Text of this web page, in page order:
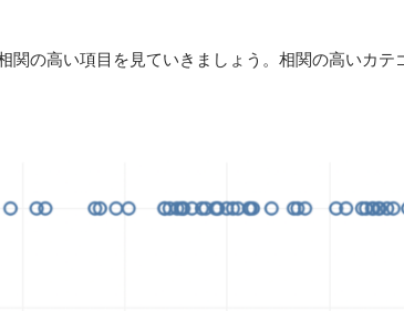
関の高い項目を見ていきましょう。相関の高いカテ